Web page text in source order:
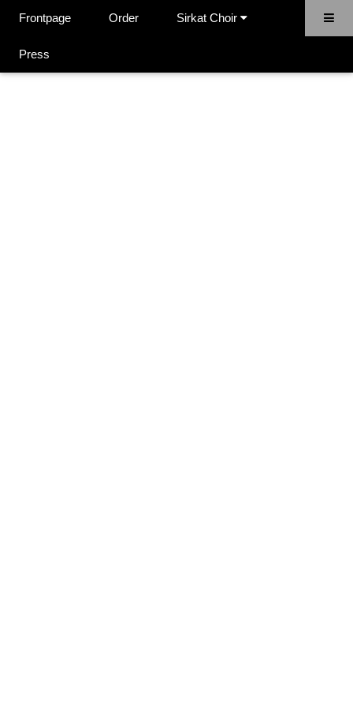
Frontpage Order Sirkat Choir
Press
Sidan hittas inte.